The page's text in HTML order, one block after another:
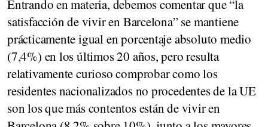
Entrando en materia, debemos comentar que “la
satisfacción de vivir en Barcelona” se mantiene
prácticamente igual en porcentaje absoluto medio
(7,4%) en los últimos 20 años, pero resulta
relativamente curioso comprobar como los
residentes nacionalizados no procedentes de la UE
son los que más contentos están de vivir en